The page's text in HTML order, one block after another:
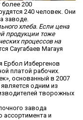
200
240 человек. Они
заводе.
хлеба. Если цена
продукции тоже
процессов на
Саугабаев Магауя
Ербол Избергенов
платой рабочих.
основанный в 2007
одним из
творожных
завода
ассортимента и